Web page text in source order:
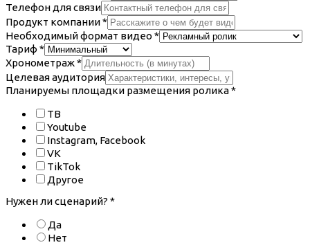
Телефон для связи
Продукт компании*
Необходимый формат видео *
Тариф *
Хронометраж*
Целевая аудитория
Планируемы площадки размещения ролика*
ТВ
Youtube
Instagram, Facebook
VK
TikTok
Другое
Нужен ли сценарий? *
Да
Нет